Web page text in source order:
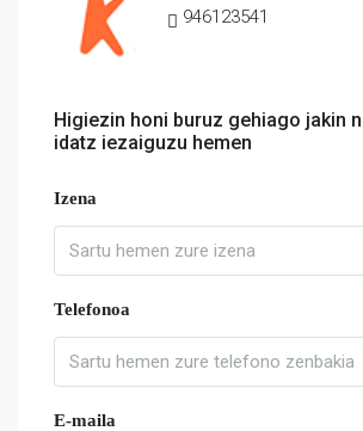
946123541
Higiezin honi buruz gehiago jakin
idatz iezaiguzu hemen
Izena
Telefonoa
E-maila